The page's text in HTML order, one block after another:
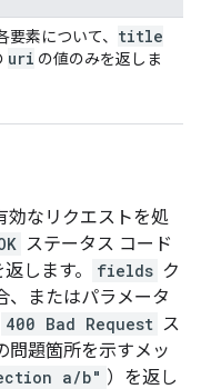
素について、 title
uri の値のみを返しま
効なリクエストを処
ステータス コード
します。
fields ク
、またはパラメータ
400 Bad Request ス
問題箇所を示すメッ
a/b" ）を返し